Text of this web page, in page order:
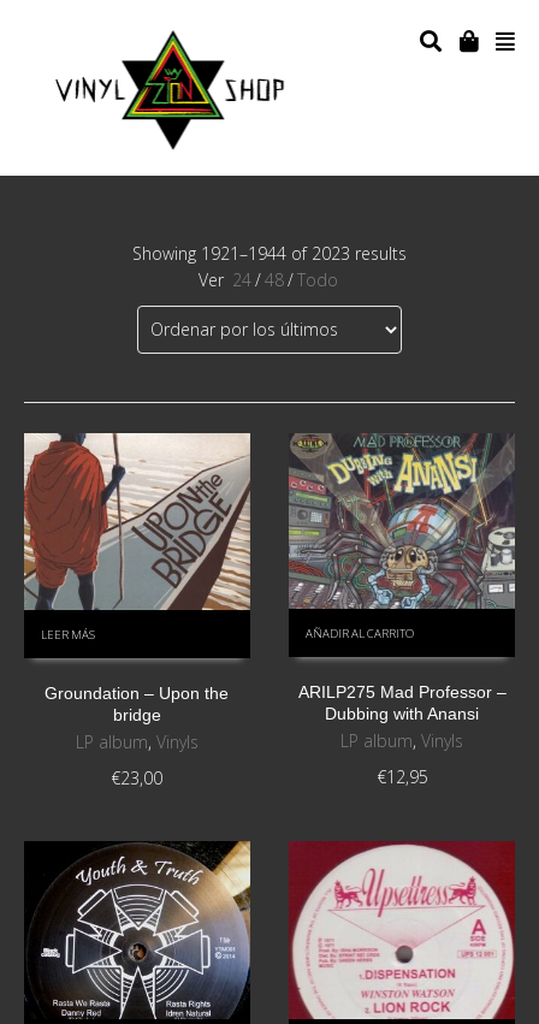
Showing 1921–1944 of 2023 results
Ver 24/48/Todo
LEER MÁS
Groundation – Upon the
bridge
LP album, Vinyls
€23,00
AÑADIR AL CARRITO
ARILP275 Mad Professor –
Dubbing with Anansi
LP album,Vinyls
€12,95